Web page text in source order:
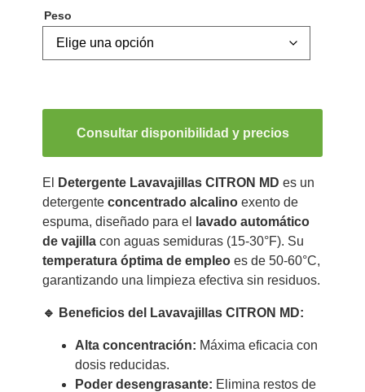
Peso
Consultar disponibilidad y precios
El Detergente Lavavajillas CITRON MD es un
detergente concentrado alcalinoexento de
espuma, diseñado para el
lavado automático
de vajillacon aguas semiduras (15-30°F). Su
temperatura óptima de empleoes de 50-60°C,
garantizando una limpieza efectiva sin residuos.
🔹 Beneficios del Lavavajillas CITRON MD:
Alta concentración: Máxima eficacia con
dosis reducidas.
Poder desengrasante: Elimina restos de